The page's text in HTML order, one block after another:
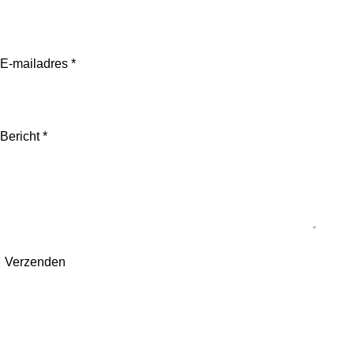
E-mailadres *
Bericht *
Verzenden